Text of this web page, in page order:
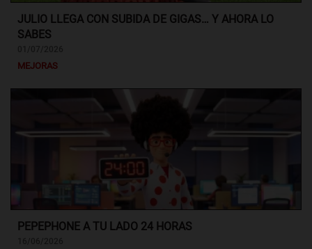
JULIO LLEGA CON SUBIDA DE GIGAS… Y AHORA LO
SABES
MEJORAS
PEPEPHONE A TU LADO 24 HORAS